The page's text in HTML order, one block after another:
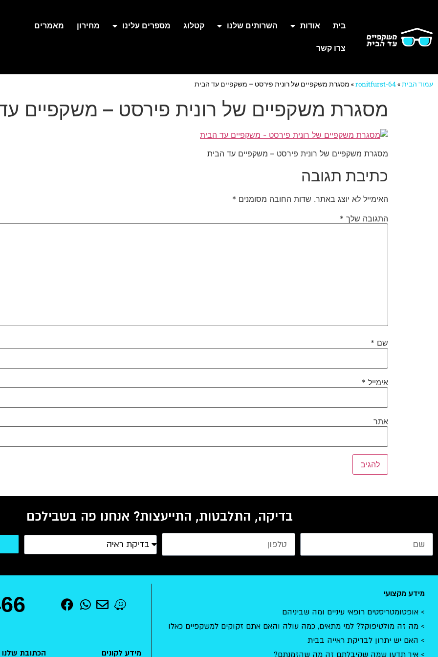
בית אודות השרותים שלנו קטלוג מספרים עלינו מחירון מאמרים
צרו קשר
עמוד הבית»
ronitfurst-64
» מסגרת משקפיים של רונית פירסט – משקפיים עד הבית
מסגרת משקפיים של רונית פירסט – משקפיים
מסגרת משקפיים של רונית פירסט – משקפיים עד הבית
כתיבת תגובה
האימייל לא יוצג באתר. שדות החובה מסומנים *
התגובה שלך *
שם *
אימייל *
אתר
בדיקה, התלבטות, התייעצות? אנחנו פה בשבילכם
מידע מקצועי
אופטומטריסטים רופאי עיניים ומה שביניהם
מה זה מולטיפוקל? למי מתאים, כמה עולה והאם אתם זקוקים למשקפיים כאלו
האם יש יתרון לבדיקת ראייה בבית
איך תדעו שמה שקיבלתם זה מה שהזמנתם?
מידע לקונים הכתובת שלנו